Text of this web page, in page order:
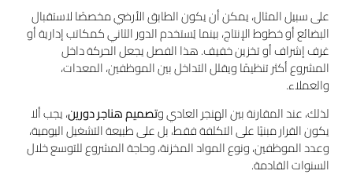
على سبيل المثال، يمكن أن يكون الطابق الأرضي مخصصًا لاستقبال
البضائع أو خطوط الإنتاج، بينما يُستخدم الدور الثاني كمكاتب إدارية أو
غرف إشراف أو تخزين خفيف. هذا الفصل يجعل الحركة داخل
المشروع أكثر تنظيمًا ويقلل التداخل بين الموظفين، المعدات،
والعملاء.
لذلك، عند المقارنة بين الهنجر العادي وتصميم هناجر دورين، يجب ألا
يكون القرار مبنيًا على التكلفة فقط، بل على طبيعة التشغيل اليومية،
وعدد الموظفين، ونوع المواد المخزنة، وحاجة المشروع للتوسع خلال
السنوات القادمة.